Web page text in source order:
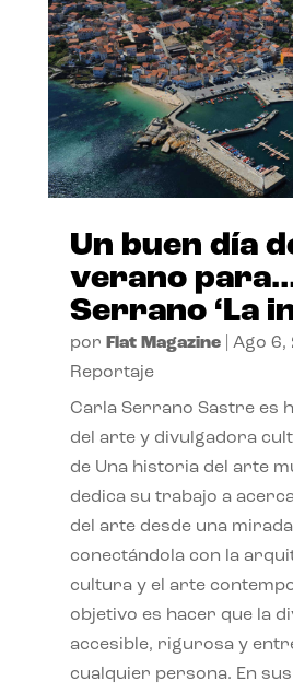
Un buen día
verano
Serrano ‘La
por Flat Magazine| Ago 6,
Reportaje
Carla Serrano Sastre es
del arte y divulgadora
de Una historia del arte
dedica su trabajo a
del arte desde una
conectándola con la
cultura y el arte
objetivo es hacer que la
accesible, rigurosa y
cualquier persona. En